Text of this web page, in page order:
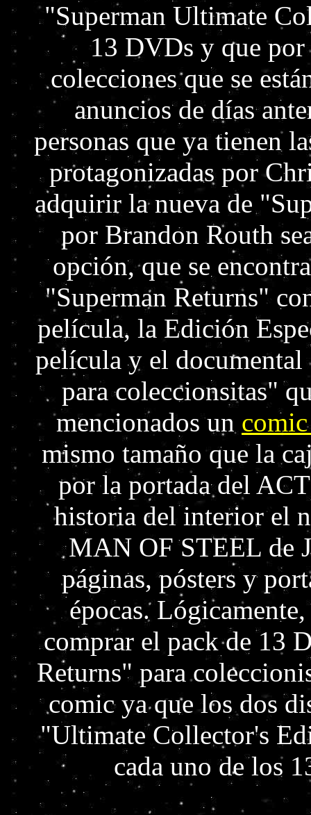
"Superman Ultimate
13 DVDs y que por
colecciones que se
anuncios de días
personas que ya tienen
protagonizadas por
adquirir la nueva de
por Brandon Routh
opción, que se
"Superman Returns"
película, la Edición
película y el
para coleccionsitas"
mencionados un
mismo tamaño que la
por la portada del
historia del interior el
MAN OF STEEL de
páginas, pósters y
épocas.
comprar el pack de 13
Returns" para
comic ya que los dos
"Ultimate Collector's
cada uno de los